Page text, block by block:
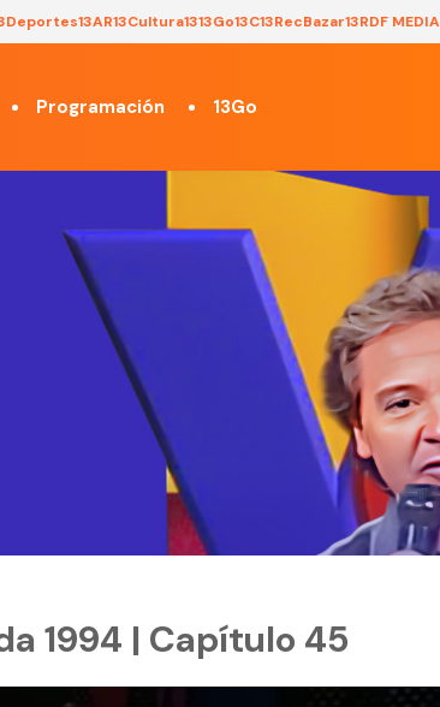
Deportes13AR13Cultura1313Go13C13RecBazar13RDF MEDIA
Programación 13Go
1994 | Capítulo 45